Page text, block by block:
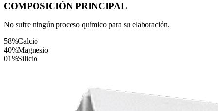
COMPOSICIÓN PRINCIPAL
No sufre ningún proceso químico para su elaboración.
58%Calcio
40%Magnesio
01%Silicio